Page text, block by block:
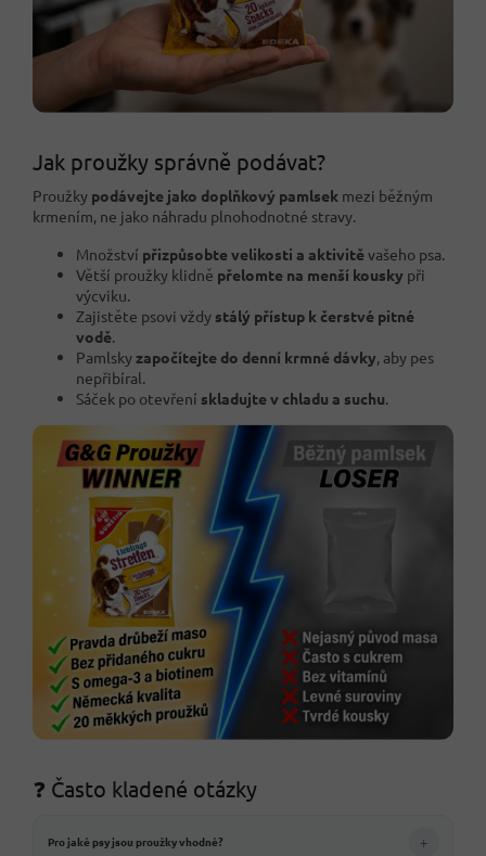
Jak proužky správně podávat?
Proužky podávejte jako doplňkový pamlsek mezi běžným
krmením, ne jako náhradu plnohodnotné stravy.
Množství přizpůsobte velikosti a aktivitěvašeho psa.
Větší proužky klidně přelomte na menší kousky při
výcviku.
Zajistěte psovi vždy stálý přístup k čerstvé pitné
vodě.
Pamlskyzapočítejte do denní krmné dávky, aby pes
nepřibíral.
Sáček po otevření skladujte v chladu a suchu.
❓ Často kladené otázky
Pro jaké psy jsou proužky vhodné? +